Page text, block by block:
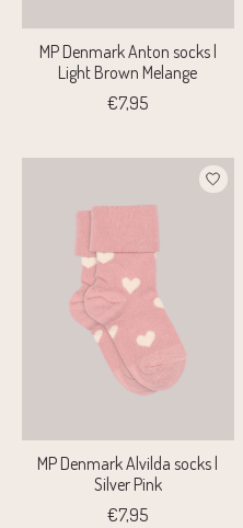
MP Denmark Anton socks |
Light Brown Melange
€7,95
MP Denmark Alvilda socks |
Silver Pink
€7,95